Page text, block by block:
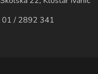
01 / 2892 341